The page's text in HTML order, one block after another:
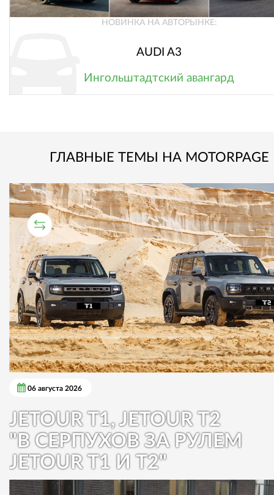
НОВИНКА НА АВТОРЫНКЕ:
AUDI A3
Ингольштадтский авангард
ГЛАВНЫЕ ТЕМЫ НА MOTORPAGE
СРАВНИТЕЛЬНЫЙ ТЕСТ
06 августа 2026
JETOUR T1, JETOUR T2
"В СЕРПУХОВ ЗА РУЛЕМ
JETOUR T1 И T2"